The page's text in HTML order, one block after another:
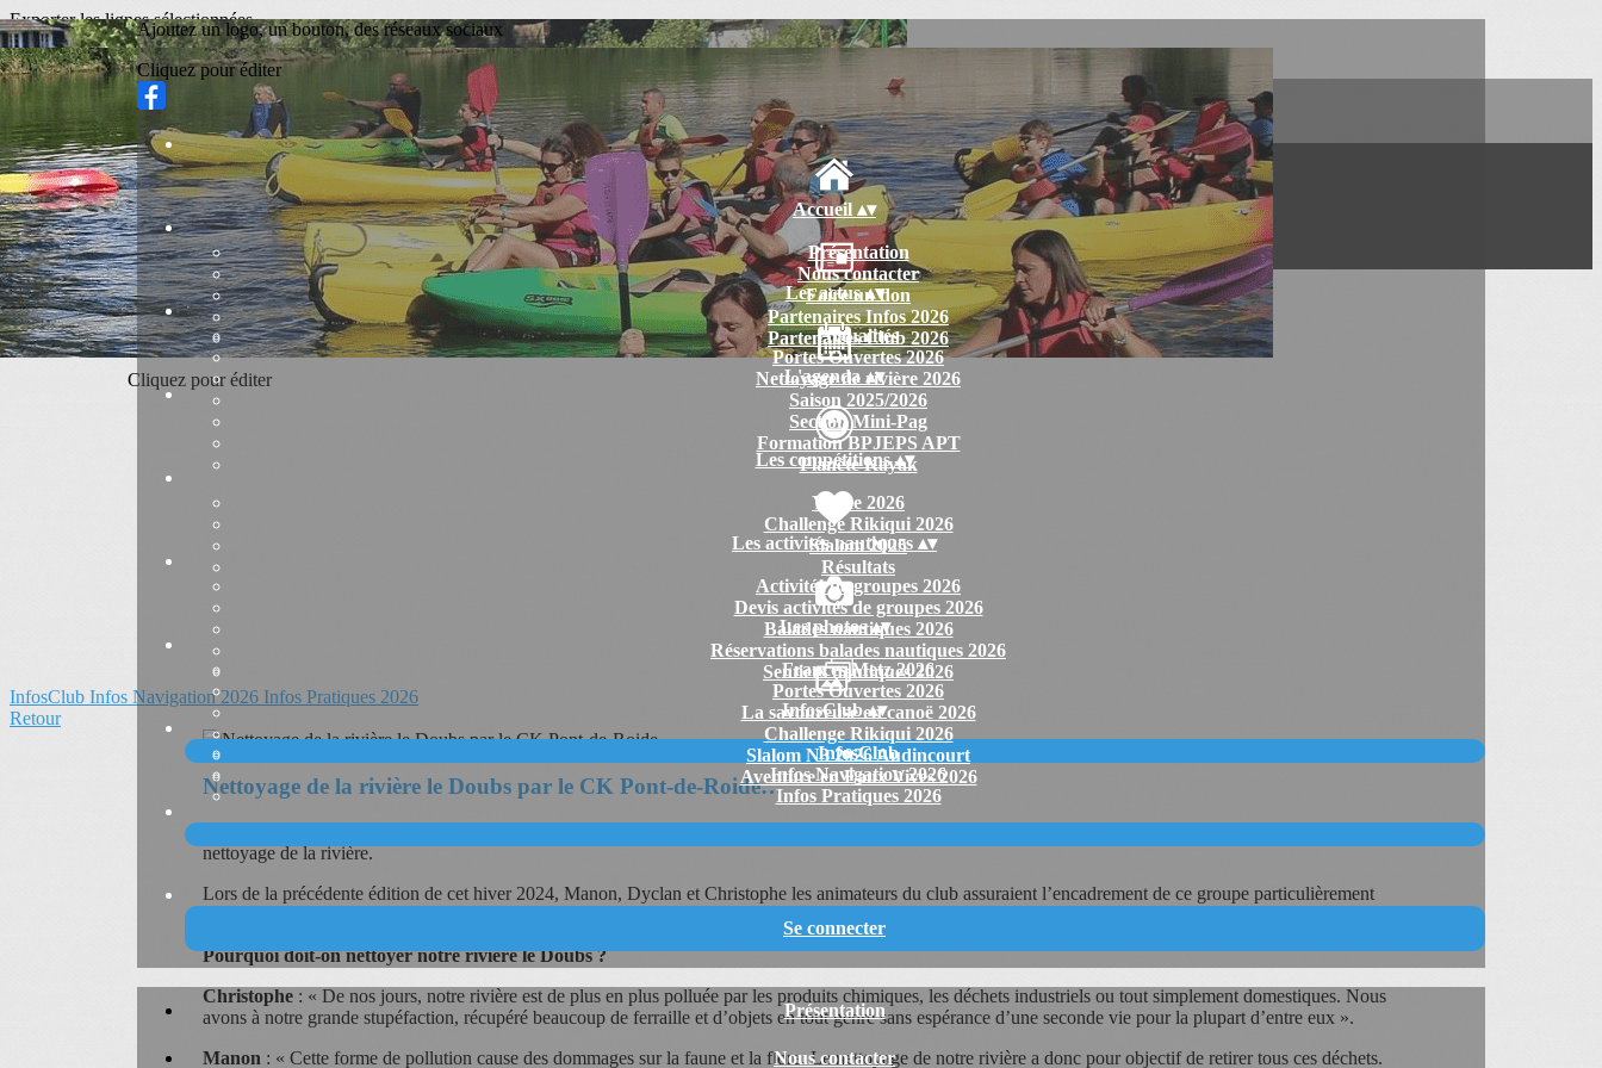
Exporter les lignes sélectionnées
Exporter toutes les colonnes
Exporter uniquement les colonnes affichées
Menu
<
>
InfosClub
Infos Navigation 2026
Infos Pratiques 2026
Ajoutez un logo, un bouton, des réseaux sociaux
Cliquez pour éditer
Accueil ▴▾
Présentation
Nous contacter
Faire un don
Partenaires Infos 2026
Partenaires Club 2026
Les actus▴▾
Actualités
Portes Ouvertes 2026
Nettoyage de rivière 2026
Saison 2025/2026
Section Mini-Pag
Formation BPJEPS APT
Planète Kayak
L'agenda ▴▾
Les compétitions▴▾
Yenne 2026
Challenge Rikiqui 2026
Slalom 2025
Résultats
Les activités nautiques ▴▾
Activités de groupes 2026
Devis activités de groupes 2026
Balades nautiques 2026
Réservations balades nautiques 2026
Sentiers nautiques 2026
Les photos▴▾
Frances Metz 2026
Portes Ouvertes 2026
La savoureuse en canoë 2026
Challenge Rikiqui 2026
Slalom N3 2026 Audincourt
Aventure en Eaux Vives 2026
InfosClub▴▾
InfosClub
Infos Navigation 2026
Infos Pratiques 2026
Se connecter
Présentation
Nous contacter
?>
Images de la page d'accueil
Cliquez pour éditer
InfosClub Infos Navigation 2026 Infos Pratiques 2026
Retour
Nettoyage de la rivière le Doubs par le CK Pont-de-Roide…
nettoyage de la rivière.
Lors de la précédente édition de cet hiver 2024, Manon, Dyclan et Christophe les animateurs du club assuraient l’encadrement de ce groupe particulièrement
Pourquoi doit-on nettoyer notre rivière le Doubs ?
Christophe : « De nos jours, notre rivière est de plus en plus polluée par les produits chimiques, les déchets industriels ou tout simplement domestiques. Nous
avons à notre grande stupéfaction, récupéré beaucoup de ferraille et d’objets en tout genre sans espérance d’une seconde vie pour la plupart d’entre eux ».
Manon : « Cette forme de pollution cause des dommages sur la faune et la flore. Le nettoyage de notre rivière a donc pour objectif de retirer tous ces déchets.